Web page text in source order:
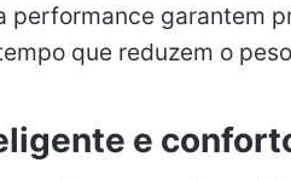
performance garantem
que reduzem o
e